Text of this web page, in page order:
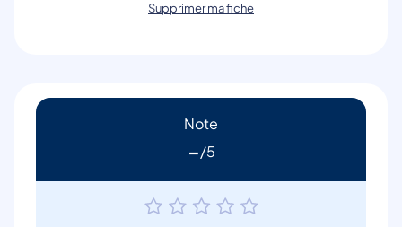
Supprimer ma fiche
Note
-